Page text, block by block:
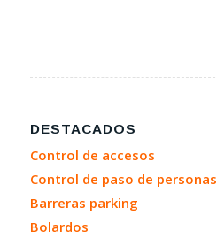
DESTACADOS
Control de accesos
Control de paso de personas
Barreras parking
Bolardos